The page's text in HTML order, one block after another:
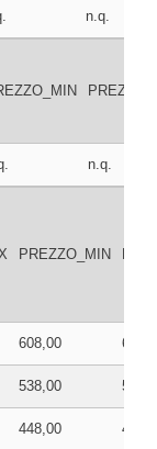
n.q.
n.q.
PREZZO_MIN
608,00
538,00
448,00